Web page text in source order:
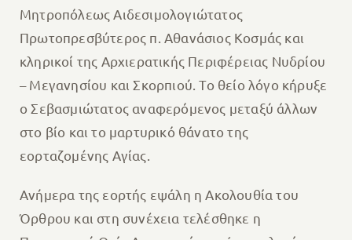
Μητροπόλεως Αιδεσιμολογιώτατος
Πρωτοπρεσβύτερος π. Αθανάσιος Κοσμάς και
κληρικοί της Αρχιερατικής Περιφέρειας Νυδρίου
– Μεγανησίου και Σκορπιού. Το θείο λόγο κήρυξε
ο Σεβασμιώτατος αναφερόμενος μεταξύ άλλων
στο βίο και το μαρτυρικό θάνατο της
εορταζομένης Αγίας.
Ανήμερα της εορτής εψάλη η Ακολουθία του
Όρθρου και στη συνέχεια τελέσθηκε η